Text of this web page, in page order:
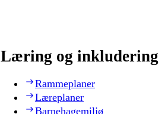
Læring og inkludering
Rammeplaner
Læreplaner
Barnehagemiljø